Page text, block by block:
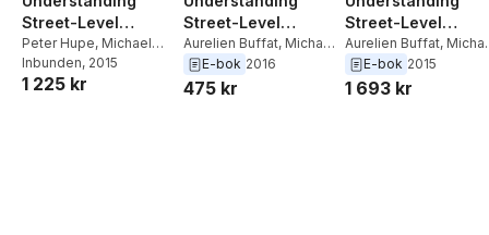
Street-Level
Bureaucracy
Peter Hupe, Michael
Hill,Aurélien Buffat
Inbunden, 2015
1 225 kr
Street-Level
Bureaucracy
Aurelien Buffat, Michael
Hill,Peter Hupe
E-bok 2016
475 kr
Street-Level
Bureaucracy
Aurelien Buffat,
Hill,Peter Hupe
E-bok 2015
1 693 kr